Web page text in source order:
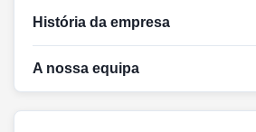
Porque o foco, tão
Acreditamos que só fazendo o nosso
História da empresa
o sistema de exposição 3D holográfico
A nossa equipa